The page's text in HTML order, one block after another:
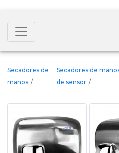
Secadores de
manos /
Secadores de
de sensor /